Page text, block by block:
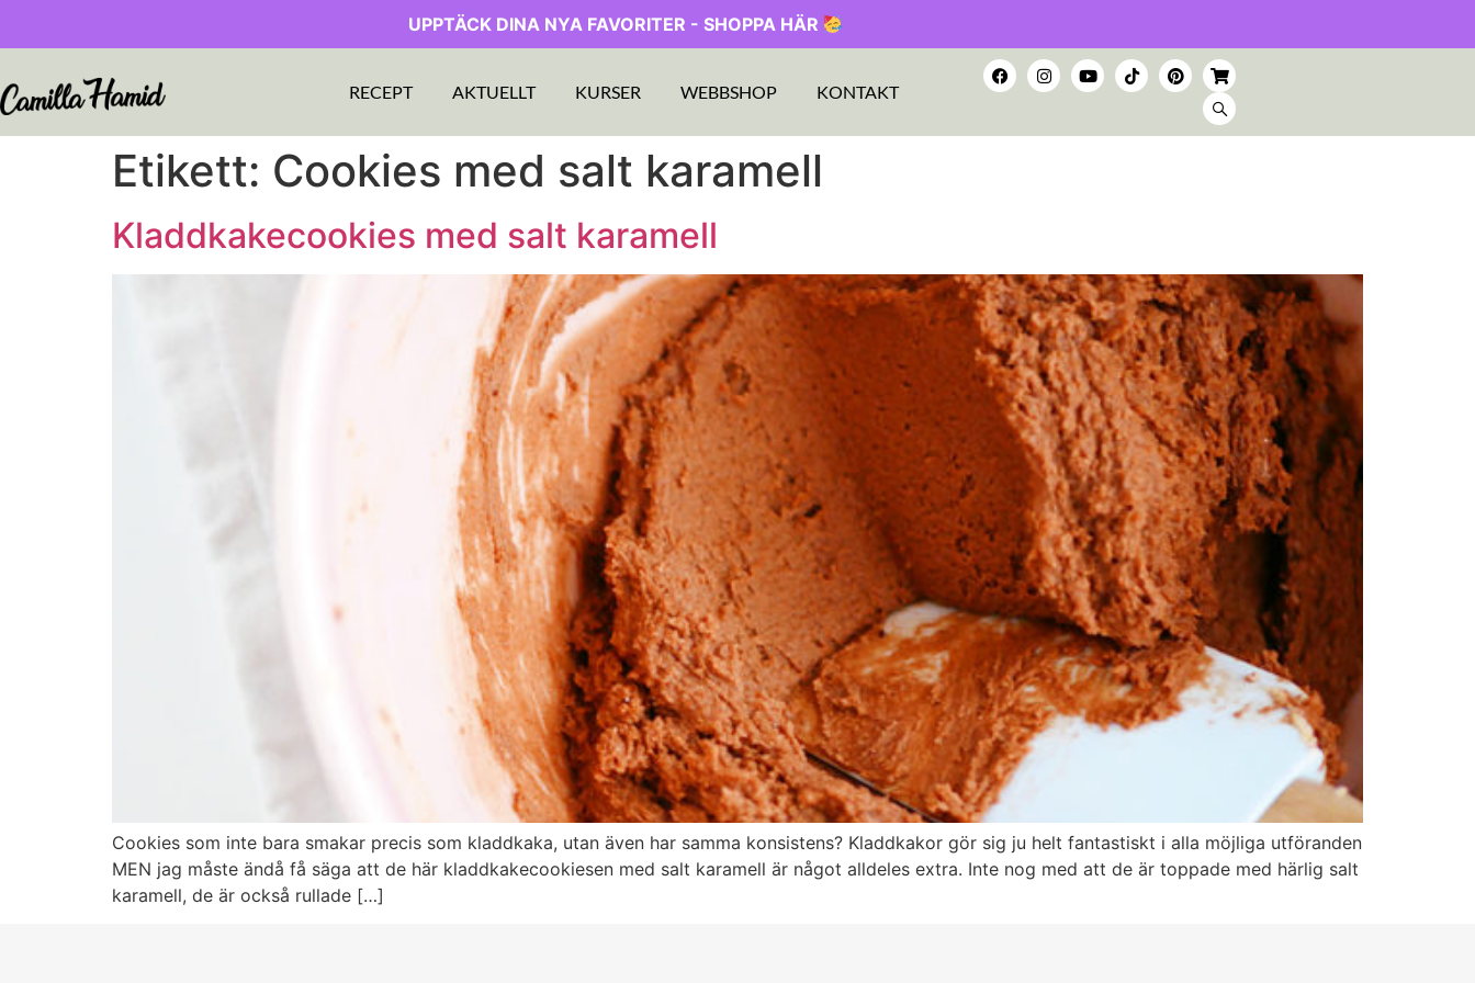
UPPTÄCK DINA NYA FAVORITER - SHOPPA HÄR
RECEPT AKTUELLT KURSER WEBBSHOP KONTAKT
Etikett: Cookies med salt karamell
Kladdkakecookies med salt karamell
Cookies som inte bara smakar precis som kladdkaka, utan även har samma konsistens? Kladdkakor gör sig ju helt fantastiskt i alla möjliga utföranden
MEN jag måste ändå få säga att de här kladdkakecookiesen med salt karamell är något alldeles extra. Inte nog med att de är toppade med härlig salt
karamell, de är också rullade […]